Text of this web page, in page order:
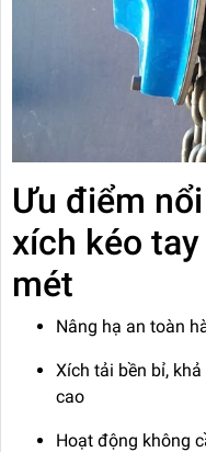
Ưu điểm
xích kéo tay
mét
Nâng hạ an toàn
Xích tải bền bỉ,
cao
Hoạt động không